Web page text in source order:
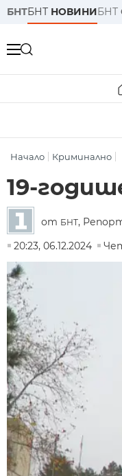
БНТБНТ НОВИНИБНТ
Начало Криминално
19-
от БНТ,
20:23, 06.12.2024